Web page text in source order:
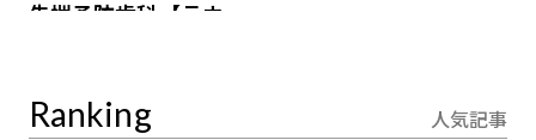
先端予防歯科【ラウン
Ranking 人気記事